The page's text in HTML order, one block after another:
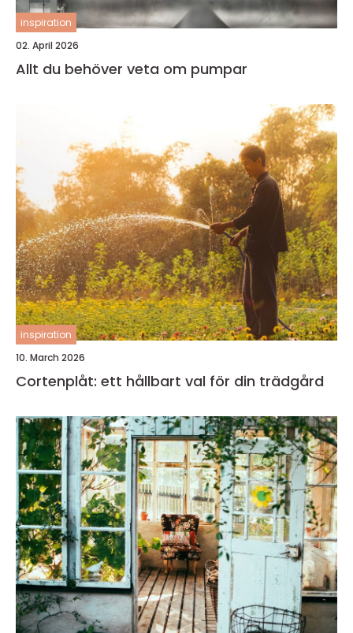
inspiration
02. April 2026
Allt du behöver veta om pumpar
inspiration
10. March 2026
Cortenplåt: ett hållbart val för din trädgård